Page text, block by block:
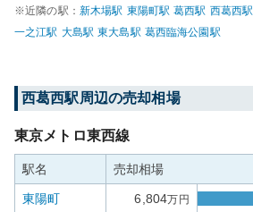
※近隣の駅： 新木場駅 東陽町駅 葛西駅 西葛西駅
一之江駅 大島駅 東大島駅 葛西臨海公園駅
西葛西駅周辺の売却相場
東京メトロ東西線
駅名 売却相場
東陽町 6,804万円